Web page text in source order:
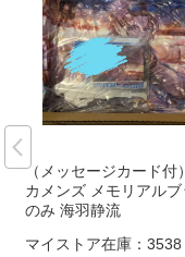
（メッセージカード付
カメンズ メモリアル
のみ 海羽静流
マイストア在庫： 3538